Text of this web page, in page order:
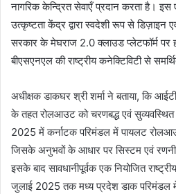
नागरिक केन्द्रित सेवाएँ प्रदान करता है। इस
उत्कृष्टता केंद्र द्वारा स्वदेशी रूप से डिज़ाइन
सरकार के मेघराज 2.0 क्लाउड प्लेटफॉर्म पर
बीएसएनएल की राष्ट्रीय कनेक्टिविटी से
अधीक्षक डाकघर श्री शर्मा ने बताया, कि
के तहत रोलआउट को चरणबद्ध एवं
2025 में कर्नाटक परिमंडल में पायलट
जिसके अनुभवों के आधार पर सिस्टम एवं
इसके बाद सावधानीपूर्वक एक नियोजित
जुलाई 2025 तक मध्य प्रदेश डाक परिमंडल